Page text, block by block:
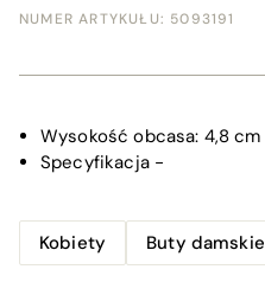
NUMER ARTYKUŁU: 5093191
Wysokość obcasa: 4,8 cm
Specyfikacja-
Kobiety Buty damskie